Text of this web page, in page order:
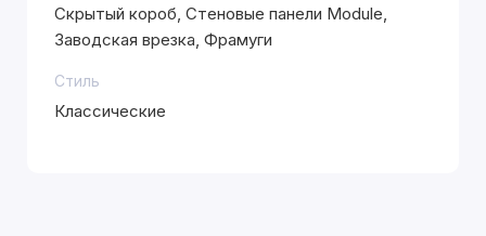
Скрытый короб, Стеновые панели Module,
Заводская врезка, Фрамуги
Стиль
Классические